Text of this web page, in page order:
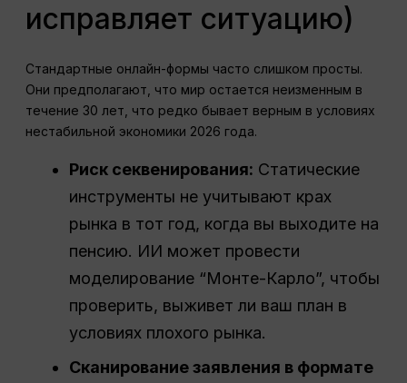
исправляет ситуацию)
Стандартные онлайн-формы часто слишком просты.
Они предполагают, что мир остается неизменным в
течение 30 лет, что редко бывает верным в условиях
нестабильной экономики 2026 года.
Риск секвенирования: Статические
инструменты не учитывают крах
рынка в тот год, когда вы выходите на
пенсию. ИИ может провести
моделирование “Монте-Карло”, чтобы
проверить, выживет ли ваш план в
условиях плохого рынка.
Сканирование заявления в формате